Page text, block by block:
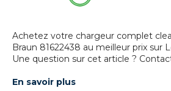
Achetez votre chargeur complet
Braun 81622438 au meilleur prix sur
Une question sur cet article ?
En savoir plus